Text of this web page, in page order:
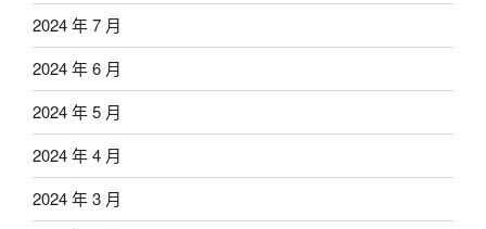
2024 年 7 月
2024 年 6 月
2024 年 5 月
2024 年 4 月
2024 年 3 月